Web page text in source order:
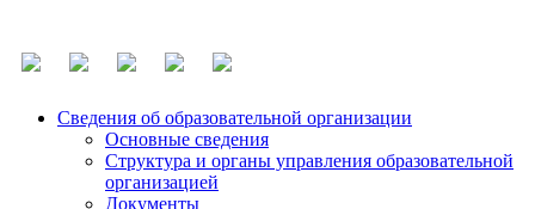
Сведения об образовательной организации
Основные сведения
Структура и органы управления образовательной
организацией
Документы